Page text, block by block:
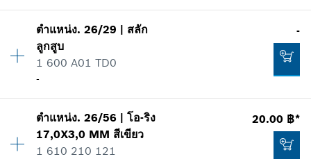
42.00 ฿*
ราคาทั้งหมดไม่รวมภาษีมูลค่าเพิ่ม
แสดงในรูป
370.00 ฿*
ราคาทั้งหมดไม่รวมภาษีมูลค่าเพิ่ม
ราคากลุ่ม:-
ข้อมูลชิ้นส่วนอะไหล่
ตำแหน่ง.26/29 | สลัก
ลูกสูบ
1 600 A01 TD0
-
-
ปริมาณ 1
ราคากลุ่ม :-
ข้อมูลชิ้นส่วนอะไหล่
ตำแหน่ง.26/56 |โอ-ริง
17,0X3,0 MM สีเขียว
1 610 210 121
20.00 ฿*